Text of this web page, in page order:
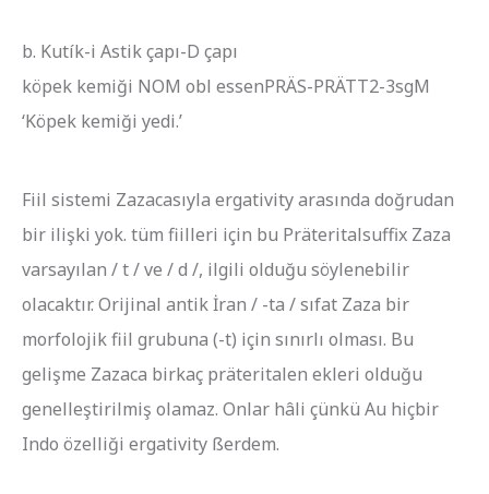
b. Kutík-i Astik çapı-D çapı
köpek kemiği NOM obl essenPRÄS-PRÄTT2-3sgM
‘Köpek kemiği yedi.’
Fiil sistemi Zazacasıyla ergativity arasında doğrudan
bir ilişki yok. tüm fiilleri için bu Präteritalsuffix Zaza
varsayılan / t / ve / d /, ilgili olduğu söylenebilir
olacaktır. Orijinal antik İran / -ta / sıfat Zaza bir
morfolojik fiil grubuna (-t) için sınırlı olması. Bu
gelişme Zazaca birkaç präteritalen ekleri olduğu
genelleştirilmiş olamaz. Onlar hâli çünkü Au hiçbir
Indo özelliği ergativity ßerdem.